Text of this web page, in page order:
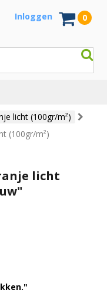
Inloggen 0
licht (100gr/m²)
(100gr/m²)
licht